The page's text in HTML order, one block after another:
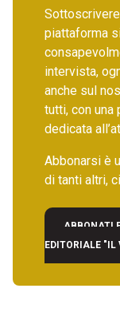
piattaforma
intervista,
anche sul
tutti, con una
dedicata
Abbonarsi è
di tanti altri,
ABBONATI
EDITORIALE "IL